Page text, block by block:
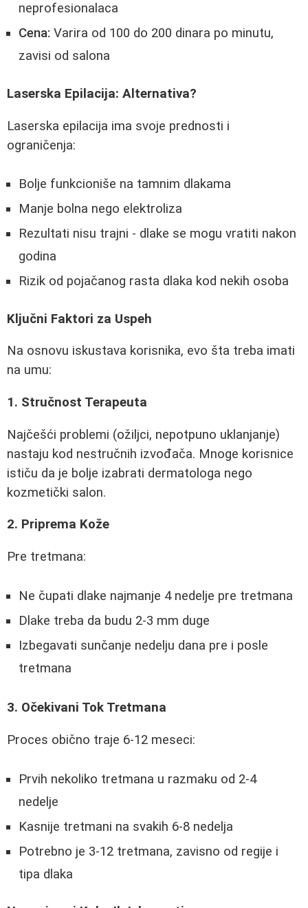
neprofesionalaca
Cena: Varira od 100 do 200 dinara po minutu,
zavisi od salona
Laserska Epilacija: Alternativa?
Laserska epilacija ima svoje prednosti i
ograničenja:
Bolje funkcioniše na tamnim dlakama
Manje bolna nego elektroliza
Rezultati nisu trajni - dlake se mogu vratiti nakon
godina
Rizik od pojačanog rasta dlaka kod nekih osoba
Ključni Faktori za Uspeh
Na osnovu iskustava korisnika, evo šta treba imati
na umu:
1. Stručnost Terapeuta
Najčešći problemi (ožiljci, nepotpuno uklanjanje)
nastaju kod nestručnih izvođača. Mnoge korisnice
ističu da je bolje izabrati dermatologa nego
kozmetički salon.
2. Priprema Kože
Pre tretmana:
Ne čupati dlake najmanje 4 nedelje pre tretmana
Dlake treba da budu 2-3 mm duge
Izbegavati sunčanje nedelju dana pre i posle
tretmana
3. Očekivani Tok Tretmana
Proces obično traje 6-12 meseci:
Prvih nekoliko tretmana u razmaku od 2-4
nedelje
Kasnije tretmani na svakih 6-8 nedelja
Potrebno je 3-12 tretmana, zavisno od regije i
tipa dlaka